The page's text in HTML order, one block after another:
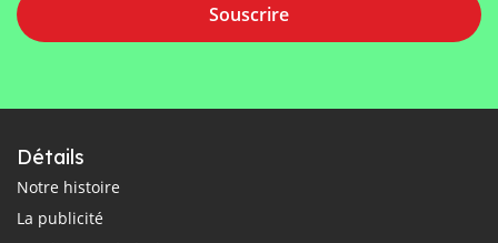
Souscrire
Détails
Notre histoire
La publicité